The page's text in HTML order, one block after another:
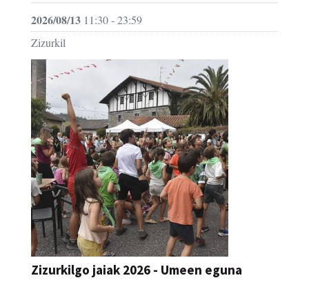
2026/08/13 11:30 - 23:59
Zizurkil
Zizurkilgo jaiak 2026 - Umeen eguna